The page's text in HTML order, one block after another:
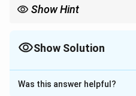
Show Hint
Show Solution
The Correct Option isD
Solution and Explanation
Was this answer helpful?